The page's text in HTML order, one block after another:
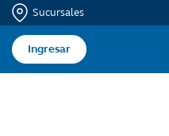
Sucursales
Ingresar